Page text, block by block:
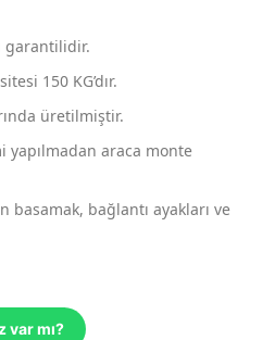
garantilidir.
150 KG’dır.
üretilmiştir.
yapılmadan araca monte
basamak, bağlantı ayakları ve
var mı?